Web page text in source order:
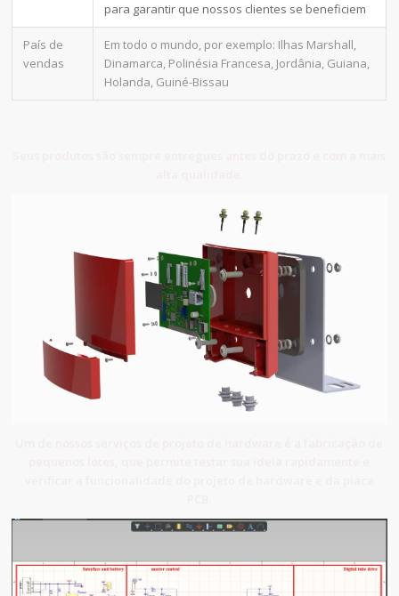
para garantir que nossos clientes se beneficiem
País de
vendas
Em todo o mundo, por exemplo: Ilhas Marshall,
Dinamarca, Polinésia Francesa, Jordânia, Guiana,
Holanda, Guiné-Bissau